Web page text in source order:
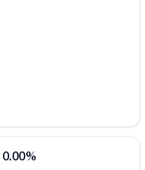
0.00%